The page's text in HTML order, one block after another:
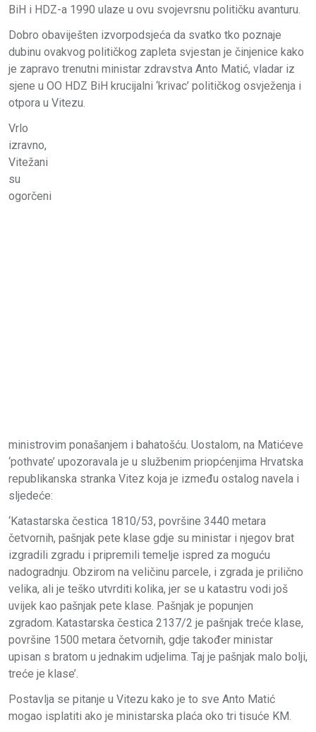
BiH i HDZ-a 1990 ulaze u ovu svojevrsnu političku avanturu.
Dobro obaviješten izvorpodsjeća da svatko tko poznaje
dubinu ovakvog političkog zapleta svjestan je činjenice kako
je zapravo trenutni ministar zdravstva Anto Matić, vladar iz
sjene u OO HDZ BiH krucijalni ‘krivac’ političkog osvježenja i
otpora u Vitezu.
Vrlo
izravno,
Vitežani
su
ogorčeni
ministrovim ponašanjem i bahatošću. Uostalom, na Matićeve
‘pothvate’ upozoravala je u službenim priopćenjima Hrvatska
republikanska stranka Vitez koja je između ostalog navela i
sljedeće:
‘Katastarska čestica 1810/53, površine 3440 metara
četvornih, pašnjak pete klase gdje su ministar i njegov brat
izgradili zgradu i pripremili temelje ispred za moguću
nadogradnju. Obzirom na veličinu parcele, i zgrada je prilično
velika, ali je teško utvrditi kolika, jer se u katastru vodi još
uvijek kao pašnjak pete klase. Pašnjak je popunjen
zgradom. Katastarska čestica 2137/2 je pašnjak treće klase,
površine 1500 metara četvornih, gdje također ministar
upisan s bratom u jednakim udjelima. Taj je pašnjak malo bolji,
treće je klase’.
Postavlja se pitanje u Vitezu kako je to sve Anto Matić
mogao isplatiti ako je ministarska plaća oko tri tisuće KM.